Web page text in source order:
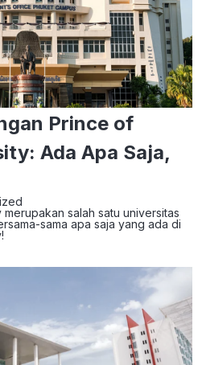
Prince of
Ada Apa Saja,
salah satu universitas
sama apa saja yang ada di